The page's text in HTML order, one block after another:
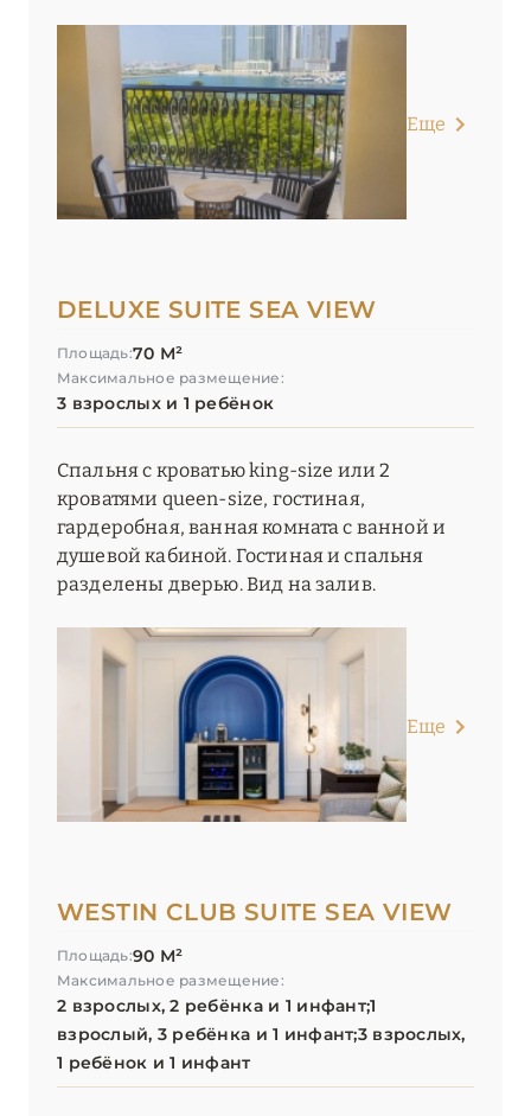
Еще
DELUXE SUITE SEA VIEW
Площадь:70 М²
Максимальное размещение:
3 взрослых и 1 ребёнок
Спальня с кроватью king-size или 2
кроватями queen-size, гостиная,
гардеробная, ванная комната с ванной и
душевой кабиной. Гостиная и спальня
разделены дверью. Вид на залив.
Еще
WESTIN CLUB SUITE SEA VIEW
Площадь:90 М²
Максимальное размещение:
2 взрослых, 2 ребёнка и 1 инфант;1
взрослый, 3 ребёнка и 1 инфант;3 взрослых,
1 ребёнок и 1 инфант